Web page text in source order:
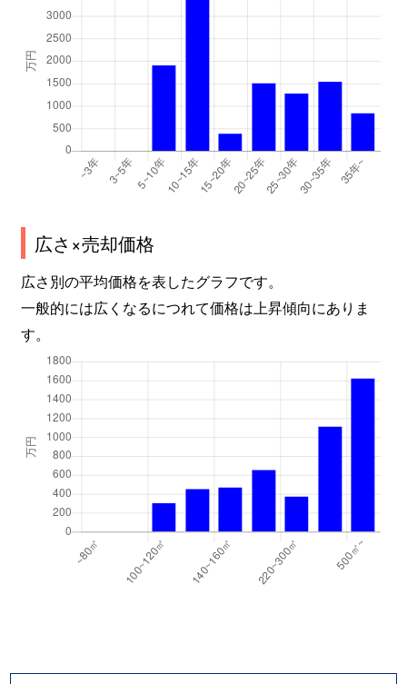
広さ×売却価格
広さ別の平均価格を表したグラフです。
一般的には広くなるにつれて価格は上昇傾向にありま
す。